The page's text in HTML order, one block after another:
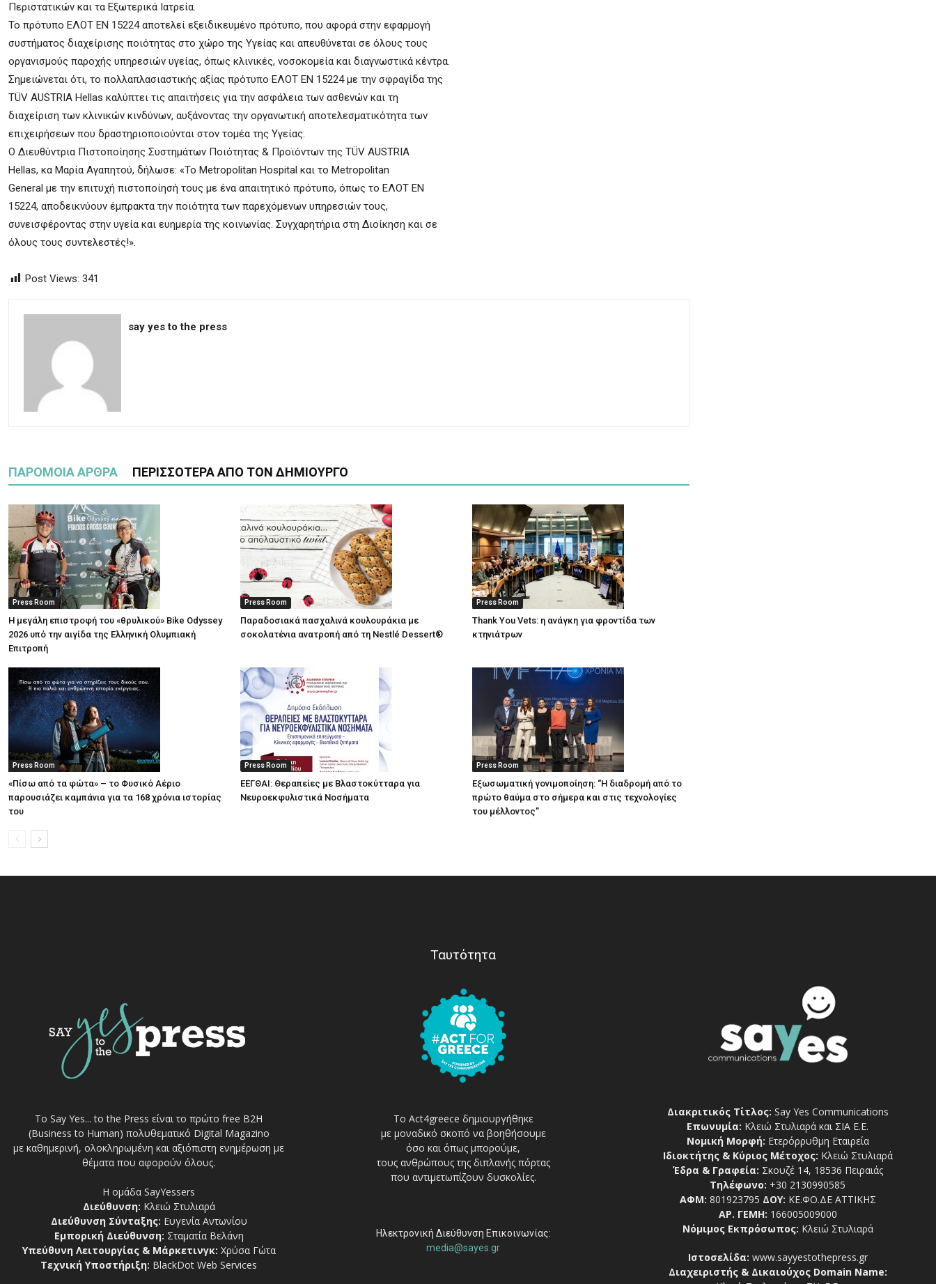
Περιστατικών και τα Εξωτερικά Ιατρεία.
Το πρότυπο ΕΛΟΤ EN 15224 αποτελεί εξειδικευμένο πρότυπο, που αφορά στην εφαρμογή
συστήματος διαχείρισης ποιότητας στο χώρο της Υγείας και απευθύνεται σε όλους τους
οργανισμούς παροχής υπηρεσιών υγείας, όπως κλινικές, νοσοκομεία και διαγνωστικά κέντρα.
Σημειώνεται ότι, το πολλαπλασιαστικής αξίας πρότυπο ΕΛΟΤ EN 15224 με την σφραγίδα της
TÜV AUSTRIA Hellas καλύπτει τις απαιτήσεις για την ασφάλεια των ασθενών και τη
διαχείριση των κλινικών κινδύνων, αυξάνοντας την οργανωτική αποτελεσματικότητα των
επιχειρήσεων που δραστηριοποιούνται στον τομέα της Υγείας.
Ο Διευθύντρια Πιστοποίησης Συστημάτων Ποιότητας & Προϊόντων της TÜV AUSTRIA
Hellas, κα Μαρία Αγαπητού, δήλωσε: «To Metropolitan Hospital και το Metropolitan
General με την επιτυχή πιστοποίησή τους με ένα απαιτητικό πρότυπο, όπως το ΕΛΟΤ ΕΝ
15224, αποδεικνύουν έμπρακτα την ποιότητα των παρεχόμενων υπηρεσιών τους,
συνεισφέροντας στην υγεία και ευημερία της κοινωνίας. Συγχαρητήρια στη Διοίκηση και σε
όλους τους συντελεστές!».
Post Views: 341
say yes to the press
ΠΑΡΟΜΟΙΑ ΑΡΘΡΑ ΠΕΡΙΣΣΟΤΕΡΑ ΑΠΟ ΤΟΝ ΔΗΜΙΟΥΡΓΟ
Press Room
Η μεγάλη επιστροφή του «θρυλικού» Bike Odyssey
2026 υπό την αιγίδα της Ελληνική Ολυμπιακή
Επιτροπή
Press Room
Παραδοσιακά πασχαλινά κουλουράκια με
σοκολατένια ανατροπή από τη Nestlé Dessert®
Press Room
Thank You Vets: η ανάγκη για φροντίδα των
κτηνιάτρων
Press Room
«Πίσω από τα φώτα» – το Φυσικό Αέριο
παρουσιάζει καμπάνια για τα 168 χρόνια ιστορίας
του
Press Room
ΕΕΓΘΑΙ: Θεραπείες με Βλαστοκύτταρα για
Νευροεκφυλιστικά Νοσήματα
Press Room
Eξωσωματική γονιμοποίηση: “Η διαδρομή από το
πρώτο θαύμα στο σήμερα και στις τεχνολογίες
του μέλλοντος’’
Το Say Yes... to the Press είναι το πρώτο free Β2Η
(Business to Human) πολυθεματικό Digital Magazino
με καθημερινή, ολοκληρωμένη και αξιόπιστη ενημέρωση με
θέματα που αφορούν όλους.
Η ομάδα SayYessers
Διεύθυνση: Κλειώ Στυλιαρά
Διεύθυνση Σύνταξης: Ευγενία Αντωνίου
Εμπορική Διεύθυνση: Σταματία Βελάνη
Υπεύθυνη Λειτουργίας & Μάρκετινγκ: Χρύσα Γώτα
Τεχνική Υποστήριξη: BlackDot Web Services
Ταυτότητα
Το Act4greece δημιουργήθηκε
με μοναδικό σκοπό να βοηθήσουμε
όσο και όπως μπορούμε,
τους ανθρώπους της διπλανής πόρτας
που αντιμετωπίζουν δυσκολίες.
Ηλεκτρονική Διεύθυνση Επικοινωνίας:
media@sayes.gr
Διακριτικός Τίτλος: Say Yes Communications
Επωνυμία: Κλειώ Στυλιαρά και ΣΙΑ Ε.Ε.
Νομική Μορφή: Ετερόρρυθμη Εταιρεία
Ιδιοκτήτης & Κύριος Μέτοχος: Κλειώ Στυλιαρά
Έδρα & Γραφεία: Σκουζέ 14, 18536 Πειραιάς
Τηλέφωνο: +30 2130990585
ΑΦΜ: 801923795 ΔΟΥ: ΚΕ.ΦΟ.ΔΕ ΑΤΤΙΚΗΣ
ΑΡ. ΓΕΜΗ: 166005009000
Νόμιμος Εκπρόσωπος: Κλειώ Στυλιαρά
Ιστοσελίδα: www.sayyestothepress.gr
Διαχειριστής & Δικαιούχος Domain Name: